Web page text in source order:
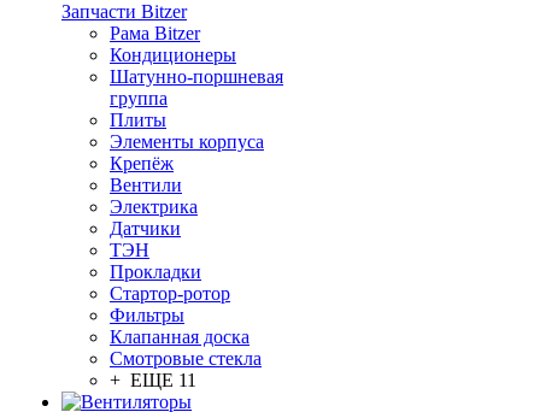
Запчасти Bitzer
Рама Bitzer
Кондиционеры
Шатунно-поршневая
группа
Плиты
Элементы корпуса
Крепёж
Вентили
Электрика
Датчики
ТЭН
Прокладки
Стартор-ротор
Фильтры
Клапанная доска
Смотровые стекла
+ ЕЩЕ 11